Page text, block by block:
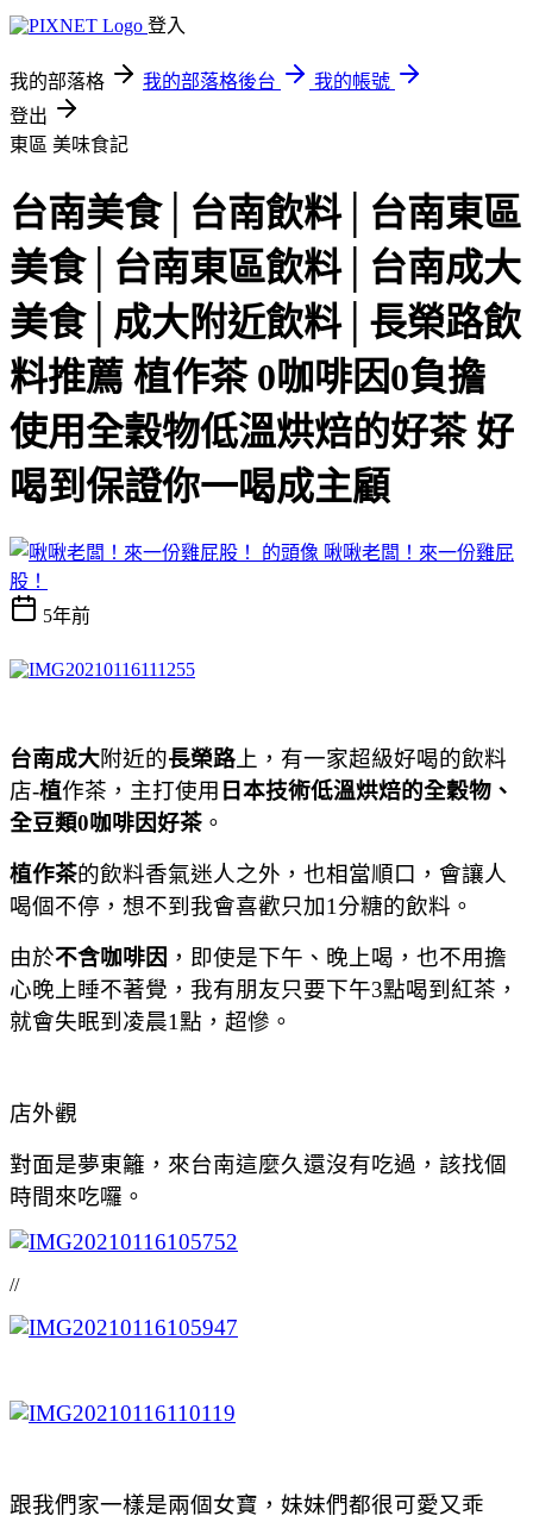
登入
我的部落格 我的部落格後台
我的帳號
登出
東區 美味食記
台南美食│台南飲料│台南東區
美食│台南東區飲料│台南成大
美食│成大附近飲料│長榮路飲
料推薦 植作茶 0咖啡因0負擔
使用全穀物低溫烘焙的好茶 好
喝到保證你一喝成主顧
啾啾老闆！來一份雞屁
股！
5年前
台南成大附近的長榮路 上，有一家超級好喝的飲料
店-植作茶，主打使用 日本技術低溫烘焙的全穀物、
全豆類0咖啡因好茶 。
植作茶的飲料香氣迷人之外，也相當順口，會讓人
喝個不停，想不到我會喜歡只加1分糖的飲料。
由於不含咖啡因 ，即使是下午、晚上喝，也不用擔
心晚上睡不著覺，我有朋友只要下午3點喝到紅茶，
就會失眠到凌晨1點，超慘。
店外觀
對面是夢東籬，來台南這麼久還沒有吃過，該找個
時間來吃囉。
//
跟我們家一樣是兩個女寶，妹妹們都很可愛又乖